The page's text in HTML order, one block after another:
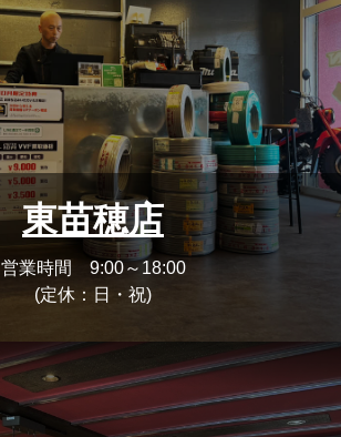
東苗穂店
営業時間 9:00～18:00
(定休：日・祝)